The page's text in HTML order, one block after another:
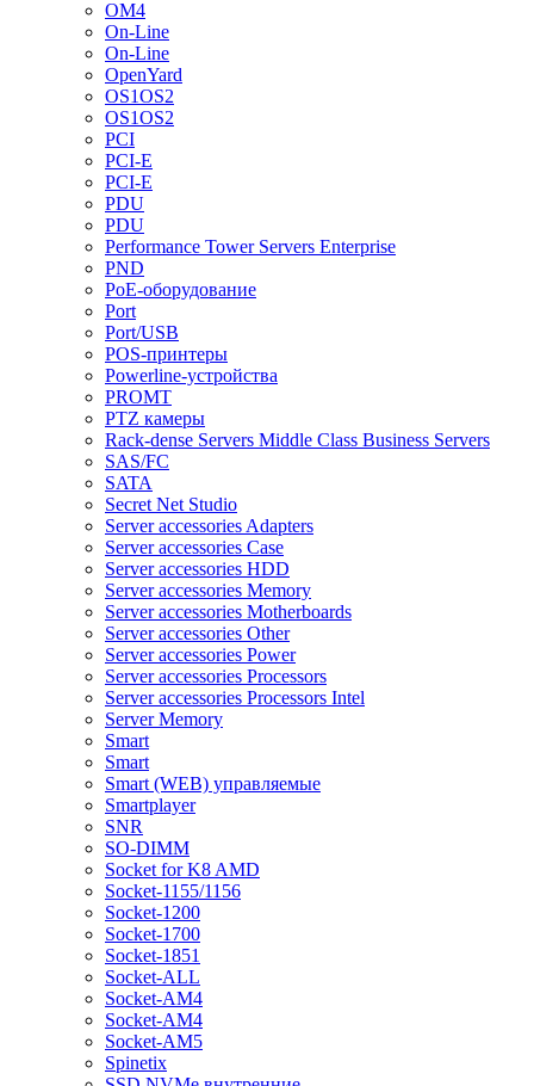
OM4
On-Line
On-Line
OpenYard
OS1OS2
OS1OS2
PCI
PCI-E
PCI-E
PDU
PDU
Performance Tower Servers Enterprise
PND
PoE-оборудование
Port
Port/USB
POS-принтеры
Powerline-устройства
PROMT
PTZ камеры
Rack-dense Servers Middle Class Business Servers
SAS/FC
SATA
Secret Net Studio
Server accessories Adapters
Server accessories Case
Server accessories HDD
Server accessories Memory
Server accessories Motherboards
Server accessories Other
Server accessories Power
Server accessories Processors
Server accessories Processors Intel
Server Memory
Smart
Smart
Smart (WEB) управляемые
Smartplayer
SNR
SO-DIMM
Socket for K8 AMD
Socket-1155/1156
Socket-1200
Socket-1700
Socket-1851
Socket-ALL
Socket-AM4
Socket-AM4
Socket-AM5
Spinetix